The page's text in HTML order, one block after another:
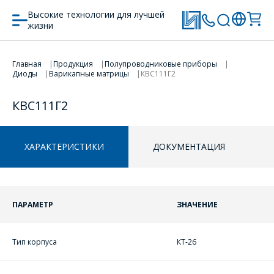
Высокие технологии для лучшей
жизни
Главная Продукция
Полупроводниковые приборы
Диоды
Варикапные матрицы КВС111Г2
КВС111Г2
ХАРАКТЕРИСТИКИ ДОКУМЕНТАЦИЯ
ПАРАМЕТР ЗНАЧЕНИЕ
Тип корпуса КТ-26
ПЕРЕЙТИ В КОРЗИНУ
ПРОДОЛЖИТЬ ПОКУПКИ
ПЕРЕЙТИ В КОРЗИНУ
ПРОДОЛЖИТЬ ПОКУПКИ